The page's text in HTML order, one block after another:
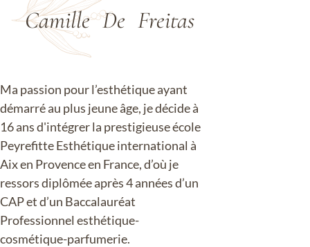
Camille De Freitas
Ma passion pour l’esthétique ayant
démarré au plus jeune âge, je décide à
16 ans d'intégrer la prestigieuse école
Peyrefitte Esthétique international à
Aix en Provence en France, d’où je
ressors diplômée après 4 années d’un
CAP et d’un Baccalauréat
Professionnel esthétique-
cosmétique-parfumerie.